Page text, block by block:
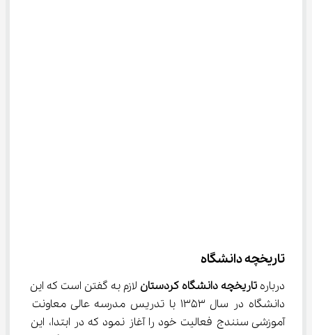
تاریخچه دانشگاه
درباره تاریخچه دانشگاه کردستان لازم به گفتن است که این
دانشگاه در سال 1353 با تدریس مدرسه عالی معاونت
آموزشی سنندج فعالیت خود را آغاز نمود که در ابتدا، این